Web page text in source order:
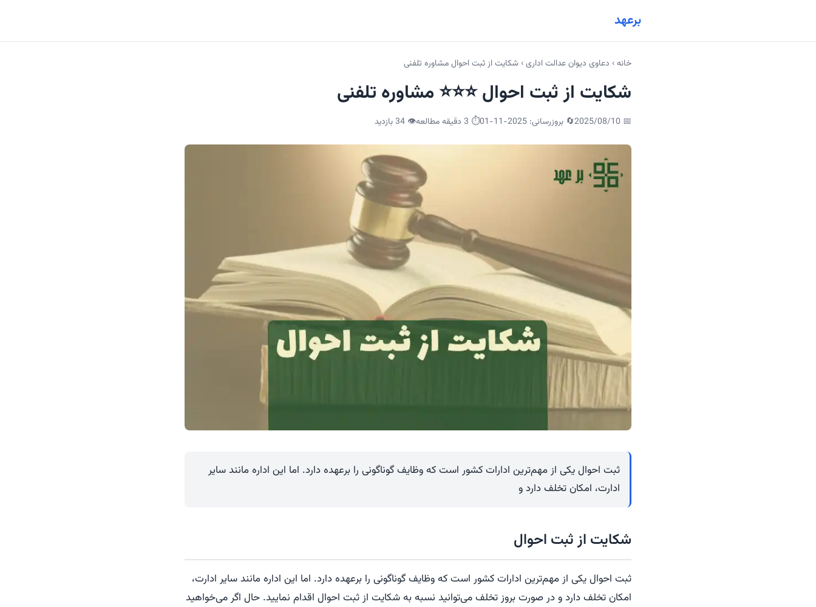
برعهد
خانه› دعاوی دیوان عدالت اداری› شکایت از ثبت احوال مشاوره تلفنی
شکایت از ثبت احوال ⭐⭐⭐ مشاوره تلفنی
📅
2025/08/10🔄 بروزرسانی: 2025-11-01 ⏱️ 3 دقیقه مطالعه 👁️
34بازدید
ثبت احوال یکی از مهم‌ترین ادارات کشور است که وظایف گوناگونی را برعهده دارد. اما این اداره مانند سایر
ادارت، امکان تخلف دارد و
شکایت از ثبت احوال
ثبت احوال یکی از مهم‌ترین ادارات کشور است که وظایف گوناگونی را برعهده دارد. اما این اداره مانند سایر ادارت،
امکان تخلف دارد و در صورت بروز تخلف می‌توانید نسبه به شکایت از ثبت احوال اقدام نمایید. حال اگر می‌خواهید